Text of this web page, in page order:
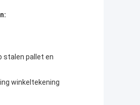
stalen pallet en
winkeltekening